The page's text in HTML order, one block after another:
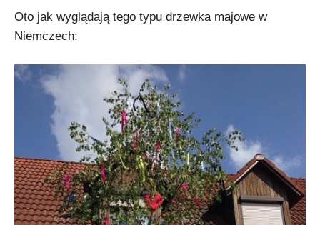
Oto jak wyglądają tego typu drzewka majowe w
Niemczech: